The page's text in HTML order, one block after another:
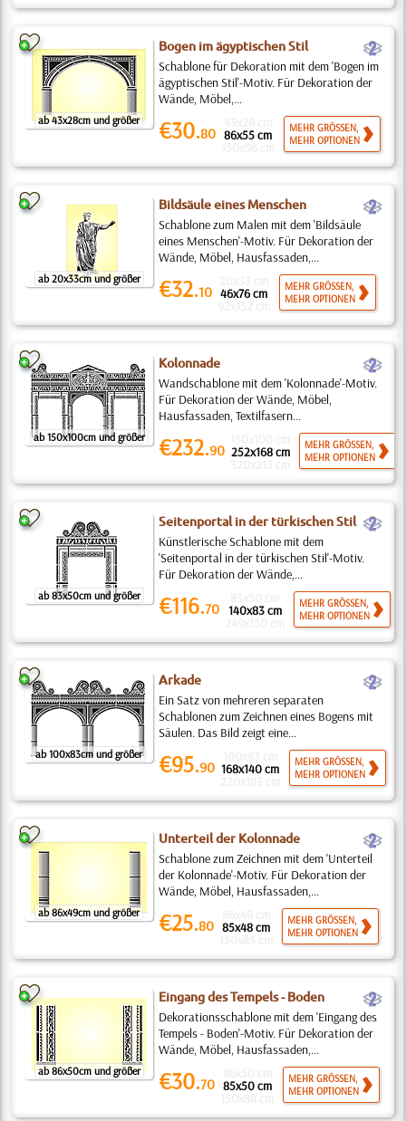
ab 43x28cm und größer
Bogen im ägyptischen Stil b
Schablone für Dekoration mit dem 'Bogen im
ägyptischen Stil'-Motiv. Für Dekoration der
Wände, Möbel,...
€30.80 86x55 cm
MEHR GRÖSSEN,
MEHR OPTIONEN
ab 20x33cm und größer
Bildsäule eines Menschen b
Schablone zum Malen mit dem 'Bildsäule
eines Menschen'-Motiv. Für Dekoration der
Wände, Möbel, Hausfassaden,...
€32.10 46x76 cm
MEHR GRÖSSEN,
MEHR OPTIONEN
ab 150x100cm und größer
Kolonnade b
Wandschablone mit dem 'Kolonnade'-Motiv.
Für Dekoration der Wände, Möbel,
Hausfassaden, Textilfasern...
€232.90 252x168 cm
MEHR GRÖSSEN,
MEHR OPTIONEN
ab 83x50cm und größer
Seitenportal in der türkischen Stil b
Künstlerische Schablone mit dem
'Seitenportal in der türkischen Stil'-Motiv.
Für Dekoration der Wände,...
€116.70 140x83 cm
MEHR GRÖSSEN,
MEHR OPTIONEN
ab 100x83cm und größer
Arkade b
Ein Satz von mehreren separaten
Schablonen zum Zeichnen eines Bogens mit
Säulen. Das Bild zeigt eine...
€95.90 168x140 cm
MEHR GRÖSSEN,
MEHR OPTIONEN
ab 86x49cm und größer
Unterteil der Kolonnade b
Schablone zum Zeichnen mit dem 'Unterteil
der Kolonnade'-Motiv. Für Dekoration der
Wände, Möbel, Hausfassaden,...
€25.80 85x48 cm
MEHR GRÖSSEN,
MEHR OPTIONEN
ab 86x50cm und größer
Eingang des Tempels - Boden b
Dekorationsschablone mit dem 'Eingang des
Tempels - Boden'-Motiv. Für Dekoration der
Wände, Möbel, Hausfassaden,...
€30.70 85x50 cm
MEHR GRÖSSEN,
MEHR OPTIONEN